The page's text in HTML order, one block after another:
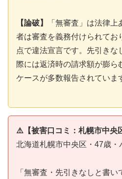
【論破】
「無審査」は法律
者は審査を義務付けられてお
点で違法宣言です。先引きな
際には返済時の請求額が膨ら
ケースが多数報告されていま
⚠️【被害口コミ：札幌市中央
北海道札幌市中央区・47歳・
「無審査・先引きなしと書